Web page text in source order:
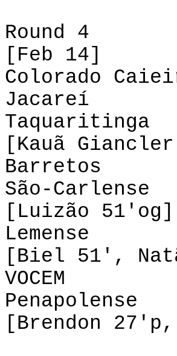
Round 4
[Feb 14]
Colorado
Jacareí
[Kauã
São-
[Luizão 51'og]
[Biel 51',
[Brendon